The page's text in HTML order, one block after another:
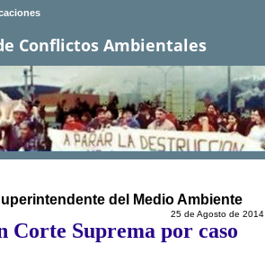
Conflictos Ambientales
del Medio Ambiente
25 de Agosto de 2014
Corte Suprema por caso